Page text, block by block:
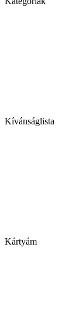
Kívánságlista
Kártyám